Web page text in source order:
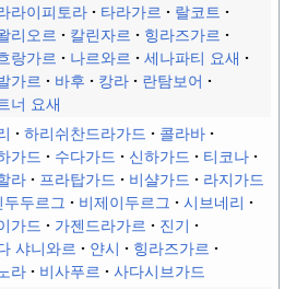
라이피토라 타라가르
랄코트
리오르
칼린자르
힝라즈가르
랑가르
나르와르
세나파티 요새
가르
바후 캉라
란탐보어
너 요새
하리쉬찬드라가드
콜라바
가드
수다가드 신하가드
티코나
라
프라탑가드 비샬가드
라지가드
두두르그
비제이두르그
시브네리
가드
가젠드라가르
진기
샤니와르
얀시
힝라즈가르
라
비사푸르 사다시브가드